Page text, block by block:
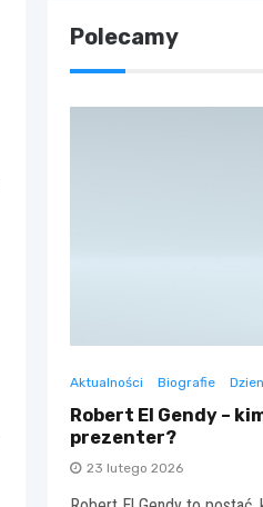
Polecamy
Aktualności Biografie
Robert El Gendy –
prezenter?
23 lutego 2026